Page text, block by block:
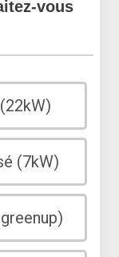
vous
(7kW)